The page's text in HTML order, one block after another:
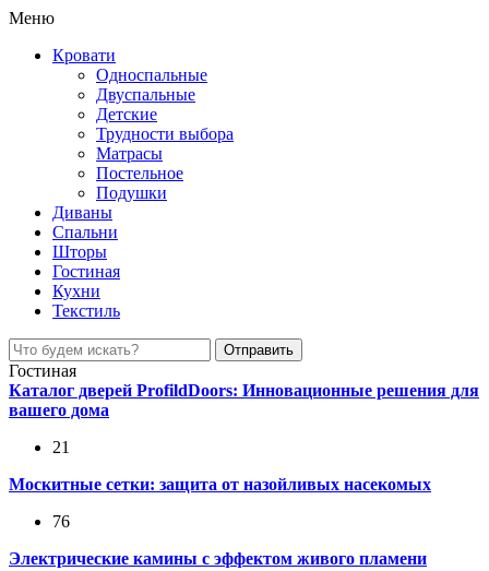
Меню
Кровати
Односпальные
Двуспальные
Детские
Трудности выбора
Матрасы
Постельное
Подушки
Диваны
Спальни
Шторы
Гостиная
Кухни
Текстиль
Гостиная
Каталог дверей ProfildDoors: Инновационные решения для
вашего дома
21
Москитные сетки: защита от назойливых насекомых
76
Электрические камины с эффектом живого пламени